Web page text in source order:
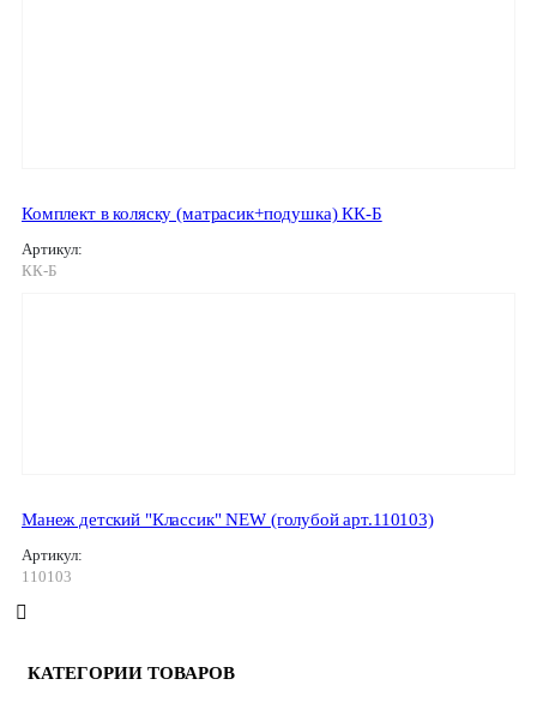
Комплект в коляску (матрасик+подушка) КК-Б
Артикул:
КК-Б
Манеж детский "Классик" NEW (голубой арт.110103)
Артикул:
110103
КАТЕГОРИИ ТОВАРОВ